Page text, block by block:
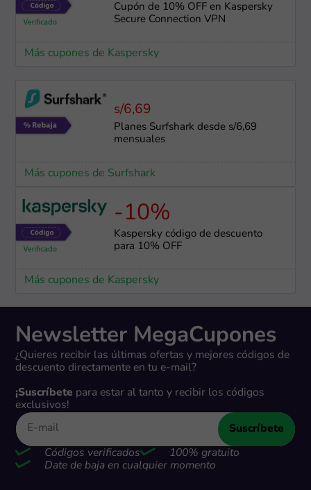
Cupón de 10% OFF en Kaspersky
Secure Connection VPN
Más cupones de Kaspersky
s/6,69
Planes Surfshark desde s/6,69
mensuales
Más cupones de Surfshark
-10%
Kaspersky código de descuento
para 10% OFF
Más cupones de Kaspersky
Newsletter MegaCupones
¿Quieres recibir las últimas ofertas y mejores códigos de
descuento directamente en tu e-mail?
¡Suscríbete para estar al tanto y recibir los códigos
exclusivos!
Suscríbete
Códigos verificados
100% gratuito
Date de baja en cualquier momento